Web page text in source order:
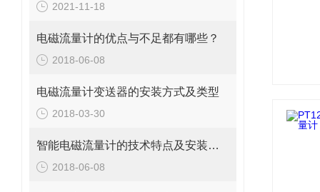
2021-11-18
电磁流量计的优点与不足都有哪些？
2018-06-08
电磁流量计变送器的安装方式及类型
2018-03-30
智能电磁流量计的技术特点及安装要求
2018-06-08